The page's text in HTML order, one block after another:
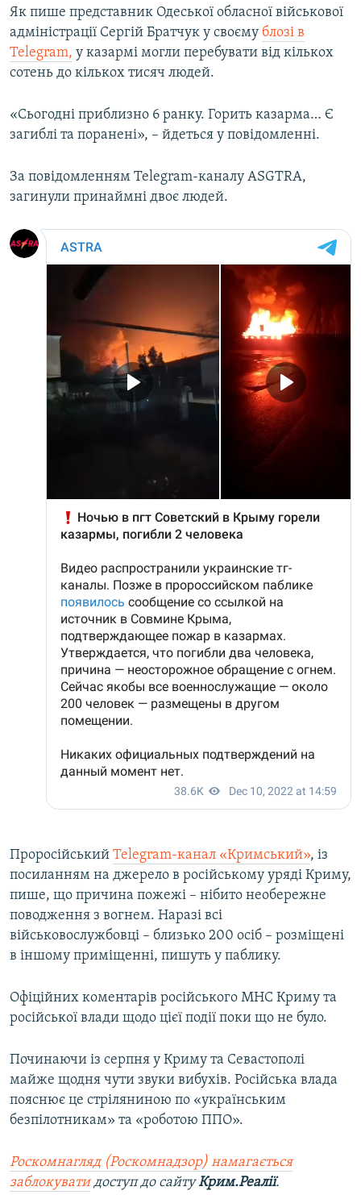
Як пише представник Одеської обласної військової
адміністрації Сергій Братчук у своєму блозі в
Telegram, у казармі могли перебувати від кількох
сотень до кількох тисяч людей.
«Сьогодні приблизно 6 ранку. Горить казарма… Є
загиблі та поранені», – йдеться у повідомленні.
За повідомленням Telegram-каналу ASGTRA,
загинули принаймні двоє людей.
Проросійський Telegram-канал «Кримський», із
посиланням на джерело в російському уряді Криму,
пише, що причина пожежі – нібито необережне
поводження з вогнем. Наразі всі
військовослужбовці – близько 200 осіб – розміщені
в іншому приміщенні, пишуть у паблику.
Офіційних коментарів російського МНС Криму та
російської влади щодо цієї події поки що не було.
Починаючи із серпня у Криму та Севастополі
майже щодня чути звуки вибухів. Російська влада
пояснює це стріляниною по «українським
безпілотникам» та «роботою ППО».
Роскомнагляд (Роскомнадзор) намагається
заблокуватидоступ до сайтуКрим.Реалії.